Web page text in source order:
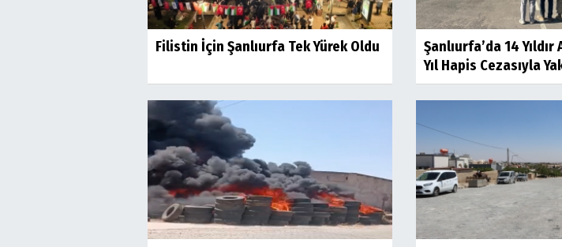
Filistin İçin Şanlıurfa Tek Yürek Oldu
Şanlıurfa’da 14 Yıldır
Yıl Hapis Cezasıyla